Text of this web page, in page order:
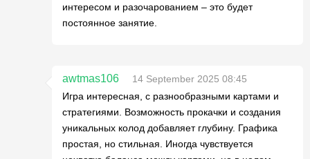
интересом и разочарованием – это будет
постоянное занятие.
awtmas106
14 September 2025 08:45
Игра интересная, с разнообразными картами и
стратегиями. Возможность прокачки и создания
уникальных колод добавляет глубину. Графика
простая, но стильная. Иногда чувствуется